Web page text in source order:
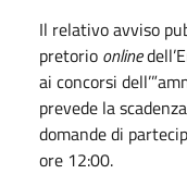
Il relativo avviso
pretorio online
ai concorsi
prevede la
domande di
ore 12:00.